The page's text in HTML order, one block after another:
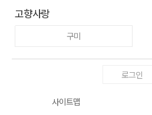
고향사랑
구미
로그인
사이트맵